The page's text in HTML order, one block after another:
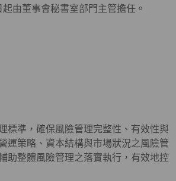
由董事會秘書室部門主管擔任。
標準，確保風險管理完整性、有效性與
運策略、資本結構與市場狀況之風險管
助整體風險管理之落實執行，有效地控